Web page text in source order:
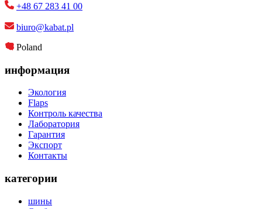
+48 67 283 41 00
biuro@kabat.pl
Poland
информация
Экология
Flaps
Контроль качества
Лаборатория
Гарантия
Экспорт
Контакты
категории
шины